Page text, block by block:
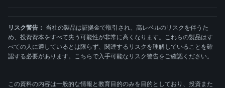
リスク警告： 当社の製品は証拠金で取引され、高レベルのリスクを伴うた
め、投資資本をすべて失う可能性が非常に高くなります。これらの製品はす
べての人に適しているとは限らず、関連するリスクを理解していることを確
認する必要があります。こちらで入手可能なリスク警告をご確認ください。
この資料の内容は一般的な情報と教育目的のみを目的としており、投資また